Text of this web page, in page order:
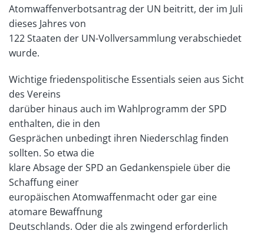
Atomwaffenverbotsantrag der UN beitritt, der im Juli
dieses Jahres von
122 Staaten der UN-Vollversammlung verabschiedet
wurde.
Wichtige friedenspolitische Essentials seien aus Sicht
des Vereins
darüber hinaus auch im Wahlprogramm der SPD
enthalten, die in den
Gesprächen unbedingt ihren Niederschlag finden
sollten. So etwa die
klare Absage der SPD an Gedankenspiele über die
Schaffung einer
europäischen Atomwaffenmacht oder gar eine
atomare Bewaffnung
Deutschlands. Oder die als zwingend erforderlich